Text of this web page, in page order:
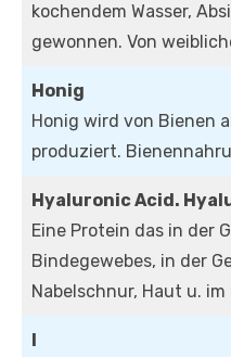
kochendem Wasser,
gewonnen. Von
Honig
Honig wird von Bienen
produziert.
Hyaluronic Acid.
Eine Protein das in der
Bindegewebes, in der
Nabelschnur, Haut u.
I